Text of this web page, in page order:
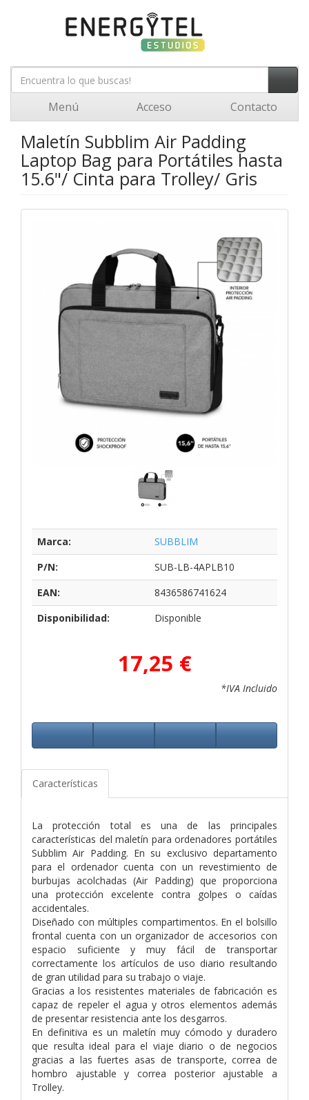
Menú Acceso Contacto
Maletín Subblim Air Padding
Laptop Bag para Portátiles hasta
15.6"/ Cinta para Trolley/ Gris
Marca:
SUBBLIM
P/N:
SUB-LB-4APLB10
EAN:
8436586741624
Disponibilidad:
Disponible
17,25 €
*IVA Incluido
Características
La protección total es una de las principales
características del maletín para ordenadores portátiles
Subblim Air Padding. En su exclusivo departamento
para el ordenador cuenta con un revestimiento de
burbujas acolchadas (Air Padding) que proporciona
una protección excelente contra golpes o caídas
accidentales.
Diseñado con múltiples compartimentos. En el bolsillo
frontal cuenta con un organizador de accesorios con
espacio suficiente y muy fácil de transportar
correctamente los artículos de uso diario resultando
de gran utilidad para su trabajo o viaje.
Gracias a los resistentes materiales de fabricación es
capaz de repeler el agua y otros elementos además
de presentar resistencia ante los desgarros.
En definitiva es un maletín muy cómodo y duradero
que resulta ideal para el viaje diario o de negocios
gracias a las fuertes asas de transporte, correa de
hombro ajustable y correa posterior ajustable a
Trolley.